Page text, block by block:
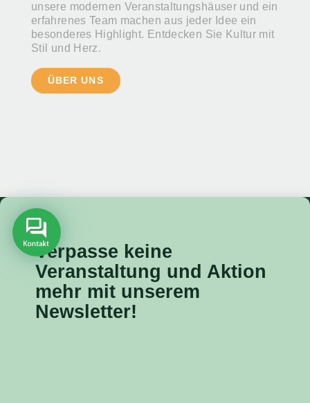
unsere modernen Veranstaltungshäuser und ein
erfahrenes Team machen aus jeder Idee ein
besonderes Highlight. Entdecken Sie Kultur mit
Stil und Herz.
ÜBER UNS
Verpasse keine
Veranstaltung und Aktion
mehr mit unserem
Newsletter!